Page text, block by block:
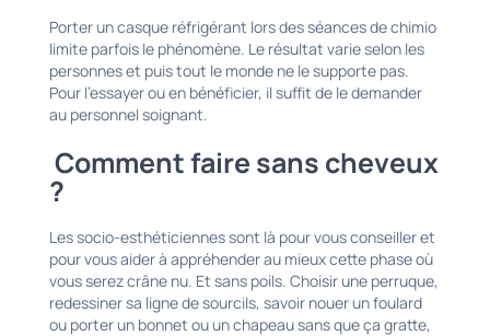
Porter un casque réfrigérant lors des séances de chimio
limite parfois le phénomène. Le résultat varie selon les
personnes et puis tout le monde ne le supporte pas.
Pour l’essayer ou en bénéficier, il suffit de le demander
au personnel soignant.
Comment faire sans cheveux
?
Les socio-esthéticiennes sont là pour vous conseiller et
pour vous aider à appréhender au mieux cette phase où
vous serez crâne nu. Et sans poils. Choisir une perruque,
redessiner sa ligne de sourcils, savoir nouer un foulard
ou porter un bonnet ou un chapeau sans que ça gratte,